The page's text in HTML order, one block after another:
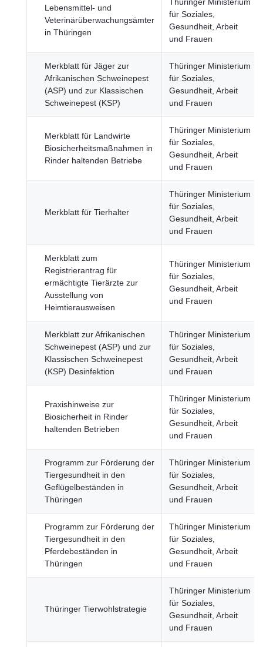
Lebensmittel- und
Veterinärüberwachungsämter
in Thüringen
für Soziales,
Gesundheit, Arbeit
und Frauen
Merkblatt für Jäger zur
Afrikanischen Schweinepest
(ASP) und zur Klassischen
Schweinepest (KSP)
Thüringer Ministerium
für Soziales,
Gesundheit, Arbeit
und Frauen
Merkblatt für Landwirte
Biosicherheitsmaßnahmen in
Rinder haltenden Betriebe
Thüringer Ministerium
für Soziales,
Gesundheit, Arbeit
und Frauen
Merkblatt für Tierhalter
Thüringer Ministerium
für Soziales,
Gesundheit, Arbeit
und Frauen
Merkblatt zum
Registrierantrag für
ermächtigte Tierärzte zur
Ausstellung von
Heimtierausweisen
Thüringer Ministerium
für Soziales,
Gesundheit, Arbeit
und Frauen
Merkblatt zur Afrikanischen
Schweinepest (ASP) und zur
Klassischen Schweinepest
(KSP) Desinfektion
Thüringer Ministerium
für Soziales,
Gesundheit, Arbeit
und Frauen
Praxishinweise zur
Biosicherheit in Rinder
haltenden Betrieben
Thüringer Ministerium
für Soziales,
Gesundheit, Arbeit
und Frauen
Programm zur Förderung der
Tiergesundheit in den
Geflügelbeständen in
Thüringen
Thüringer Ministerium
für Soziales,
Gesundheit, Arbeit
und Frauen
Programm zur Förderung der
Tiergesundheit in den
Pferdebeständen in
Thüringen
Thüringer Ministerium
für Soziales,
Gesundheit, Arbeit
und Frauen
Thüringer Tierwohlstrategie
Thüringer Ministerium
für Soziales,
Gesundheit, Arbeit
und Frauen